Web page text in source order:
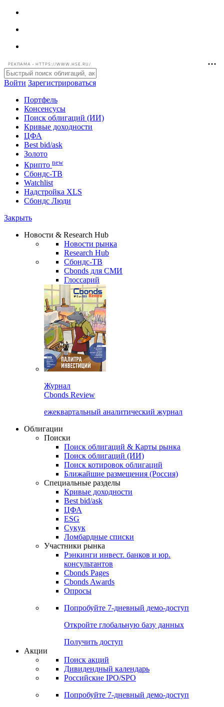
РЕКЛАМА • HTTPS://WWW.HSE.RU/
Войти Зарегистрироваться
Портфель
Консенсусы
Поиск облигаций (ИИ)
Кривые доходности
ЦФА
Best bid/ask
Золото
Крипто new
Сбондс-ТВ
Watchlist
Надстройка XLS
Сбондс Люди
Закрыть
Новости & Research Hub
Новости рынка
Research Hub
Сбондс-ТВ
Cbonds для СМИ
Глоссарий
Журнал
Cbonds Review
ежеквартальный аналитический журнал
Облигации
Поиски
Поиск облигаций & Карты рынка
Поиск облигаций (ИИ)
Поиск котировок облигаций
Ближайшие размещения (Россия)
Специальные разделы
Кривые доходности
Best bid/ask
ЦФА
ESG
Сукук
Ломбардные списки
Участники рынка
Рэнкинги инвест. банков и юр.
консультантов
Cbonds Pages
Cbonds Awards
Опросы
Попробуйте 7-дневный демо-доступ
Откройте глобальную базу данных
Получить доступ
Акции
Поиск акций
Дивидендный календарь
Российские IPO/SPO
Попробуйте 7-дневный демо-доступ